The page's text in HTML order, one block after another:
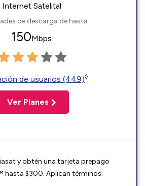
Internet Satelital
de descarga de hasta
150Mbps
de usuarios (449)◊
Ver Planes
y obtén una tarjeta prepago
hasta $300. Aplican términos.